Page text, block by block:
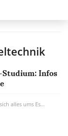
Infos
In der Lebensmitteltechnologie dreht sich alles ums Essen – von der Erzeugung auf dem...